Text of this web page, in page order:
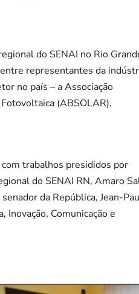
do SENAI no Rio
representantes da
no país – a Associação
(ABSOLAR).
trabalhos presididos por
do SENAI RN, Amaro
da República, Jean-
Inovação, Comunicação e